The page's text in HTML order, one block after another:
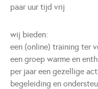
paar uur tijd vrij
wij bieden:
een (online) training ter
een groep warme en
per jaar een gezellige
begeleiding en